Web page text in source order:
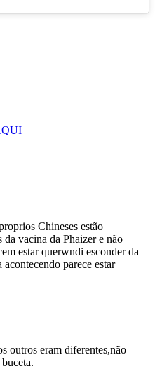
Chineses estão
vacina da Phaizer e não
estar querwndi esconder da
parece estar
outros eram diferentes,não